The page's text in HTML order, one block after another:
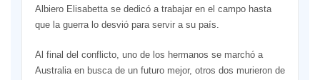
Albiero Elisabetta se dedicó a trabajar en el campo hasta
que la guerra lo desvió para servir a su país.
Al final del conflicto, uno de los hermanos se marchó a
Australia en busca de un futuro mejor, otros dos murieron de